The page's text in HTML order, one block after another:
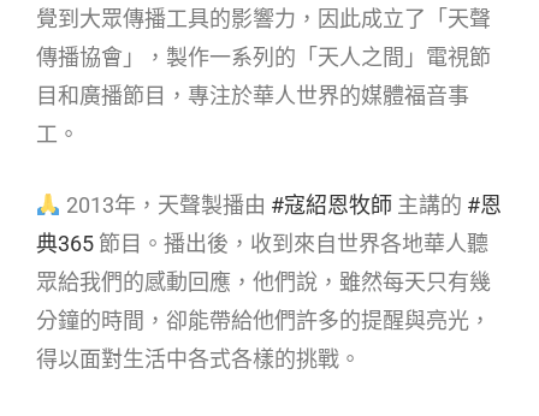
覺到大眾傳播工具的影響力，因此成立了「天聲
傳播協會」，製作一系列的「天人之間」電視節
目和廣播節目，專注於華人世界的媒體福音事
工。
2013年，天聲製播由 #寇紹恩牧師 主講的 #恩
典365 節目。播出後，收到來自世界各地華人聽
眾給我們的感動回應，他們說，雖然每天只有幾
分鐘的時間，卻能帶給他們許多的提醒與亮光，
得以面對生活中各式各樣的挑戰。